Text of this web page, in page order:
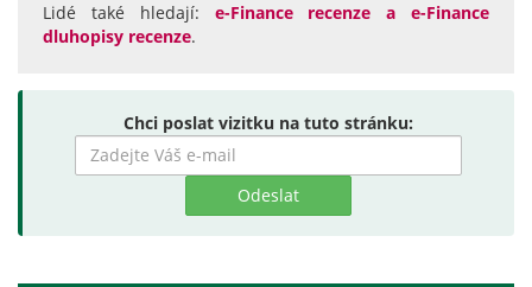
Lidé také hledají: e-Finance recenze a e-Finance
dluhopisy recenze.
Chci poslat vizitku na tuto stránku:
Zadejte
hledaný